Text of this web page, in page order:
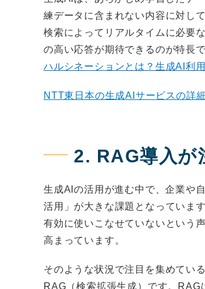
練データに含まれない内容に対し
検索によってリアルタイムに必要
の高い応答が期待できるのが特長で
ハルシネーションとは？生成AI利
NTT東日本の生成AIサービスの詳
2. RAG導入が
生成AIの活用が進む中で、企業や
活用」が大きな課題となっていま
有効に使いこなせていないという
高まっています。
そのような状況で注目を集めてい
RAG（検索拡張生成）です。